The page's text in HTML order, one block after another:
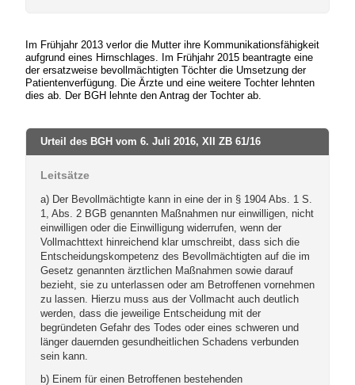
Im Frühjahr 2013 verlor die Mutter ihre Kommunikationsfähigkeit
aufgrund eines Hirnschlages. Im Frühjahr 2015 beantragte eine
der ersatzweise bevollmächtigten Töchter die Umsetzung der
Patientenverfügung. Die Ärzte und eine weitere Tochter lehnten
dies ab. Der BGH lehnte den Antrag der Tochter ab.
Urteil des BGH vom 6. Juli 2016, XII ZB 61/16
Leitsätze
a) Der Bevollmächtigte kann in eine der in § 1904 Abs. 1 S.
1, Abs. 2 BGB genannten Maßnahmen nur einwilligen, nicht
einwilligen oder die Einwilligung widerrufen, wenn der
Vollmachttext hinreichend klar umschreibt, dass sich die
Entscheidungskompetenz des Bevollmächtigten auf die im
Gesetz genannten ärztlichen Maßnahmen sowie darauf
bezieht, sie zu unterlassen oder am Betroffenen vornehmen
zu lassen. Hierzu muss aus der Vollmacht auch deutlich
werden, dass die jeweilige Entscheidung mit der
begründeten Gefahr des Todes oder eines schweren und
länger dauernden gesundheitlichen Schadens verbunden
sein kann.
b) Einem für einen Betroffenen bestehenden